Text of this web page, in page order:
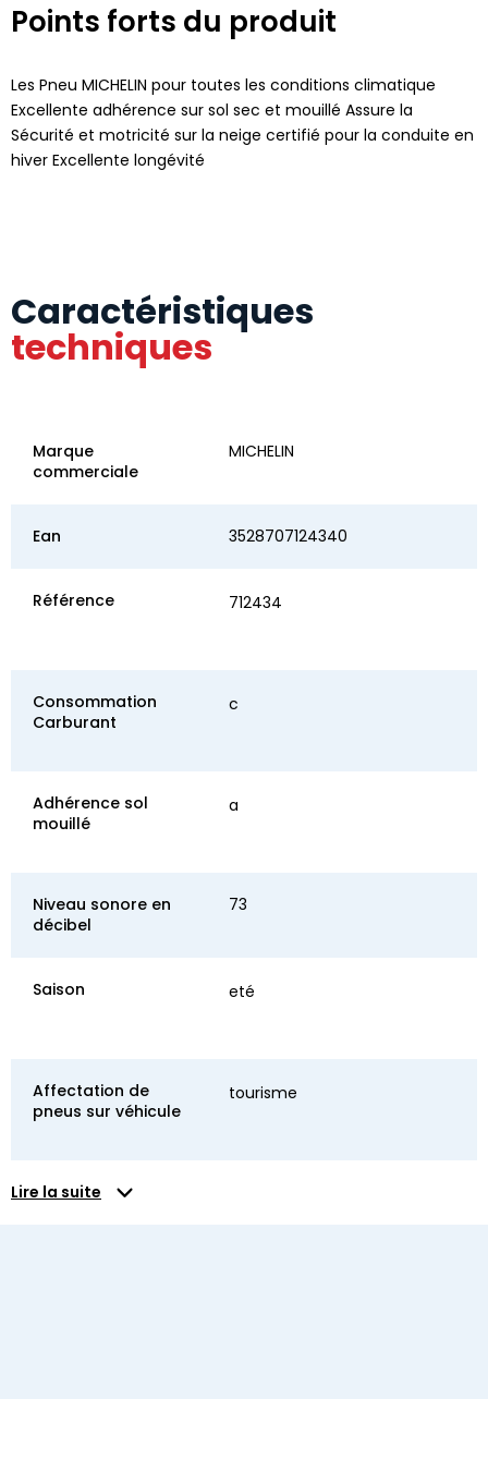
Points forts du produit
Les Pneu MICHELIN pour toutes les conditions climatique
Excellente adhérence sur sol sec et mouillé Assure la
Sécurité et motricité sur la neige certifié pour la conduite en
hiver Excellente longévité
Caractéristiques
techniques
Marque
commerciale
MICHELIN
Ean 3528707124340
Référence 712434
Consommation
Carburant
c
Adhérence sol
mouillé
a
Niveau sonore en
décibel
73
Saison eté
Affectation de
pneus sur véhicule
tourisme
Lire la suite